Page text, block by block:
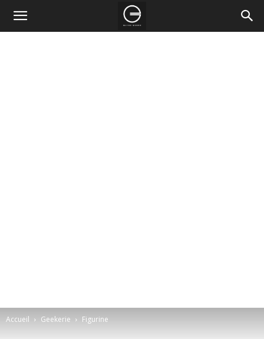
Accueil Geekerie Figurine